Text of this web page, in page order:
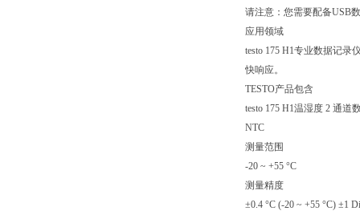
请注意：您需要配备USB
应用领域
testo 175 H1专业数据记
快响应。
TESTO产品包含
testo 175 H1温湿度 2 通
NTC
测量范围
-20 ~ +55 °C
测量精度
±0.4 °C (-20 ~ +55 °C) ±1